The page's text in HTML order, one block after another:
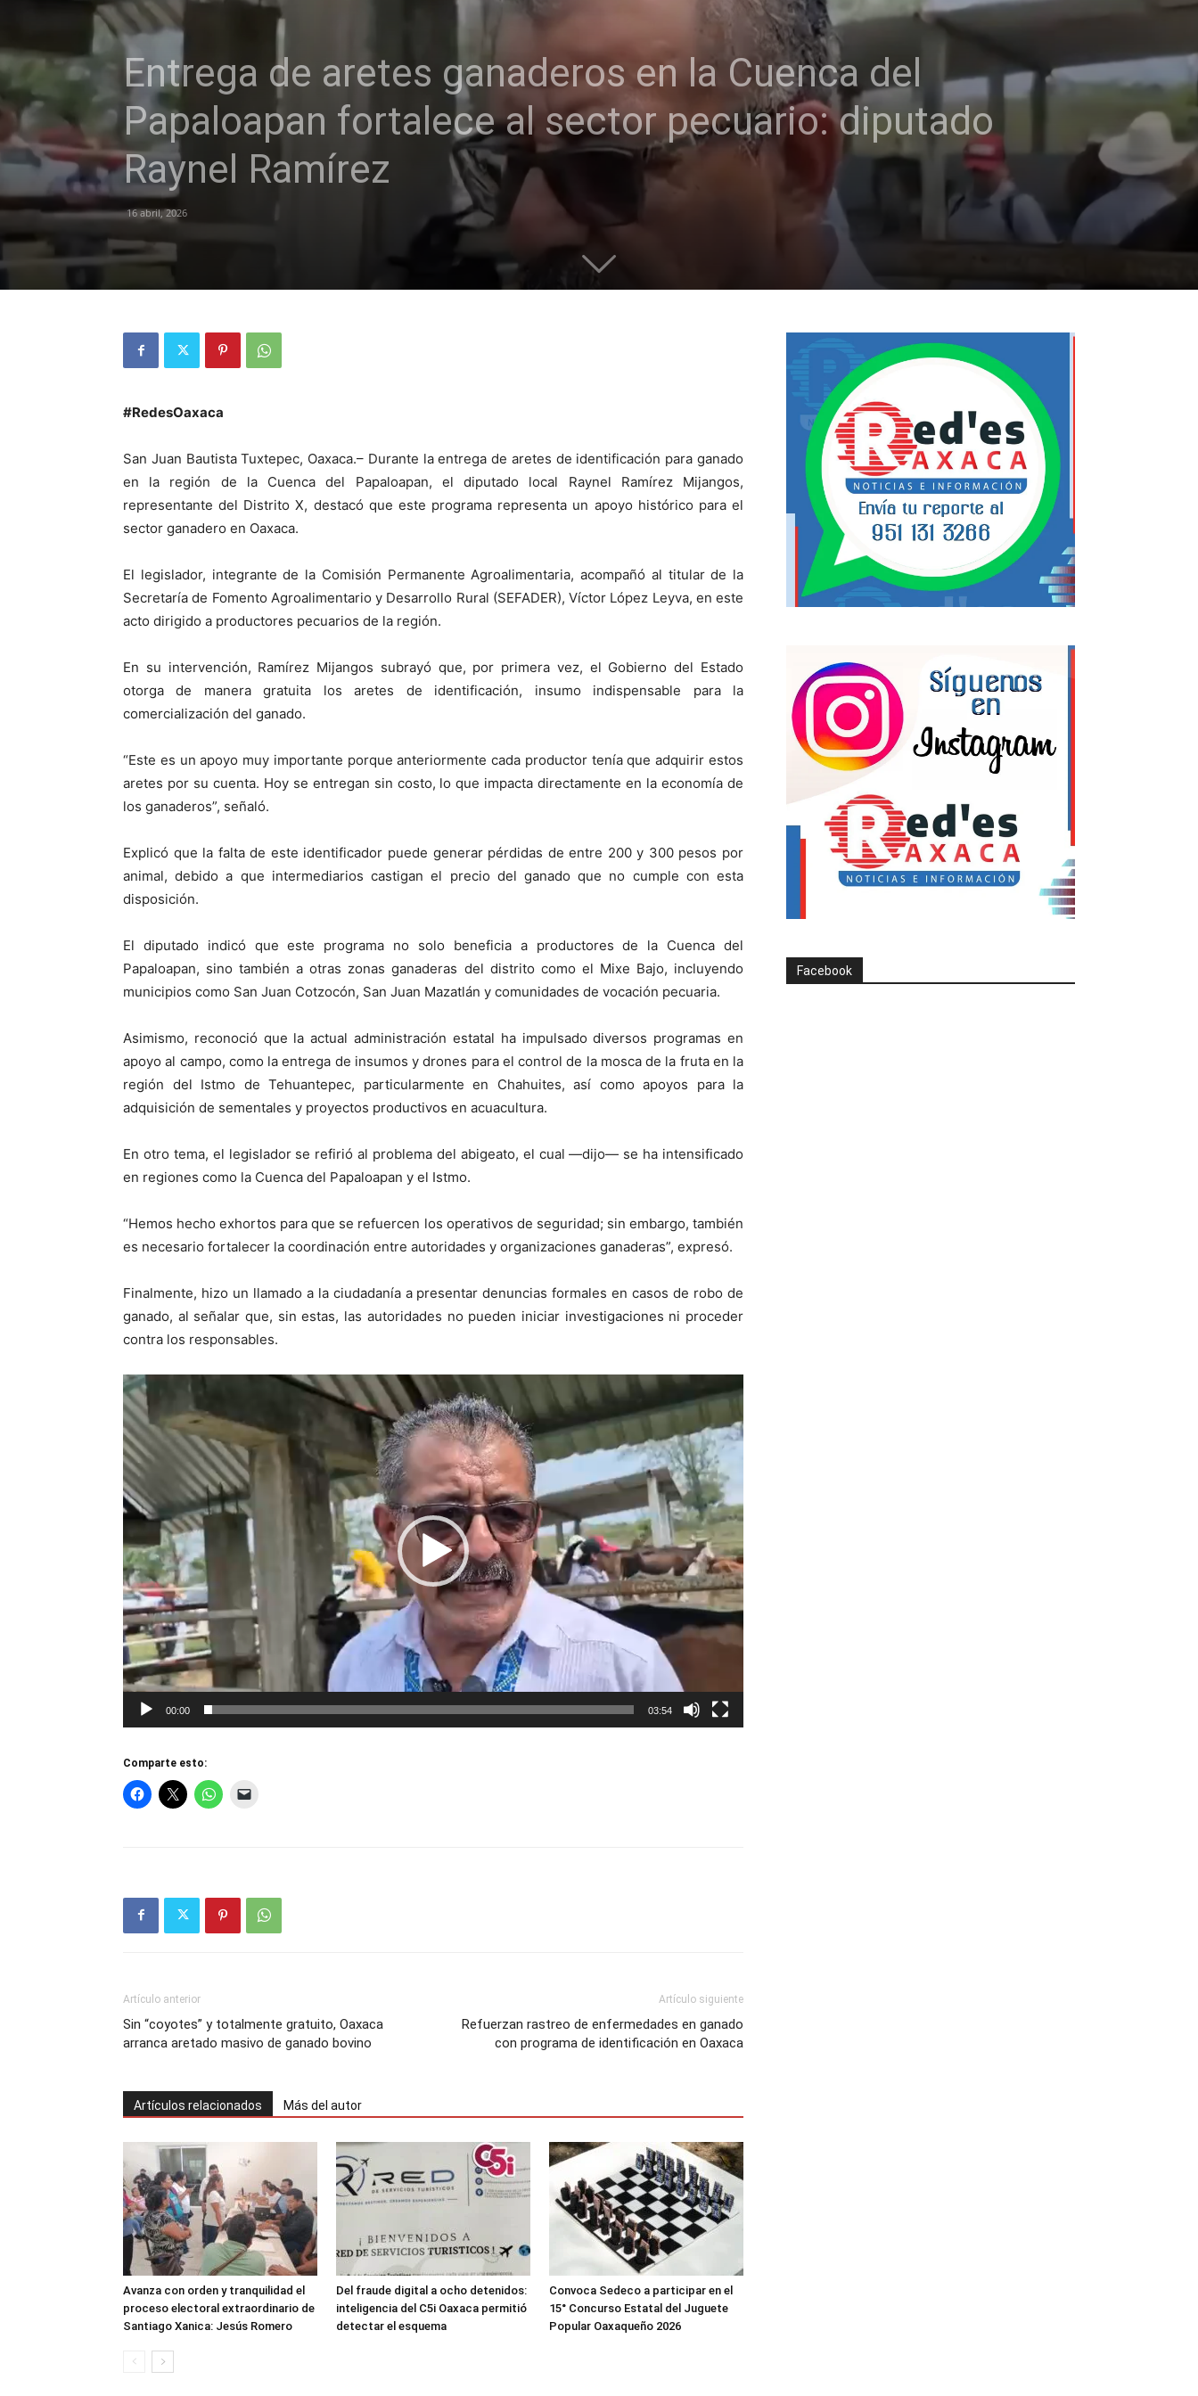
Entrega de aretes ganaderos en la Cuenca del
Papaloapan fortalece al sector pecuario: diputado
Raynel Ramírez
16 abril, 2026
#RedesOaxaca
San Juan Bautista Tuxtepec, Oaxaca.– Durante la entrega de aretes de identificación para ganado
en la región de la Cuenca del Papaloapan, el diputado local Raynel Ramírez Mijangos,
representante del Distrito X, destacó que este programa representa un apoyo histórico para el
sector ganadero en Oaxaca.
El legislador, integrante de la Comisión Permanente Agroalimentaria, acompañó al titular de la
Secretaría de Fomento Agroalimentario y Desarrollo Rural (SEFADER), Víctor López Leyva, en este
acto dirigido a productores pecuarios de la región.
En su intervención, Ramírez Mijangos subrayó que, por primera vez, el Gobierno del Estado
otorga de manera gratuita los aretes de identificación, insumo indispensable para la
comercialización del ganado.
“Este es un apoyo muy importante porque anteriormente cada productor tenía que adquirir estos
aretes por su cuenta. Hoy se entregan sin costo, lo que impacta directamente en la economía de
los ganaderos”, señaló.
Explicó que la falta de este identificador puede generar pérdidas de entre 200 y 300 pesos por
animal, debido a que intermediarios castigan el precio del ganado que no cumple con esta
disposición.
El diputado indicó que este programa no solo beneficia a productores de la Cuenca del
Papaloapan, sino también a otras zonas ganaderas del distrito como el Mixe Bajo, incluyendo
municipios como San Juan Cotzocón, San Juan Mazatlán y comunidades de vocación pecuaria.
Asimismo, reconoció que la actual administración estatal ha impulsado diversos programas en
apoyo al campo, como la entrega de insumos y drones para el control de la mosca de la fruta en la
región del Istmo de Tehuantepec, particularmente en Chahuites, así como apoyos para la
adquisición de sementales y proyectos productivos en acuacultura.
En otro tema, el legislador se refirió al problema del abigeato, el cual —dijo— se ha intensificado
en regiones como la Cuenca del Papaloapan y el Istmo.
“Hemos hecho exhortos para que se refuercen los operativos de seguridad; sin embargo, también
es necesario fortalecer la coordinación entre autoridades y organizaciones ganaderas”, expresó.
Finalmente, hizo un llamado a la ciudadanía a presentar denuncias formales en casos de robo de
ganado, al señalar que, sin estas, las autoridades no pueden iniciar investigaciones ni proceder
contra los responsables.
Reproductor
de
vídeo
00:00 03:54
Comparte esto:
Artículo anterior
Sin “coyotes” y totalmente gratuito, Oaxaca
arranca aretado masivo de ganado bovino
Artículo siguiente
Refuerzan rastreo de enfermedades en ganado
con programa de identificación en Oaxaca
Artículos relacionados Más del autor
Avanza con orden y tranquilidad el
proceso electoral extraordinario de
Santiago Xanica: Jesús Romero
Del fraude digital a ocho detenidos:
inteligencia del C5i Oaxaca permitió
detectar el esquema
Convoca Sedeco a participar en el
15° Concurso Estatal del Juguete
Popular Oaxaqueño 2026
Facebook